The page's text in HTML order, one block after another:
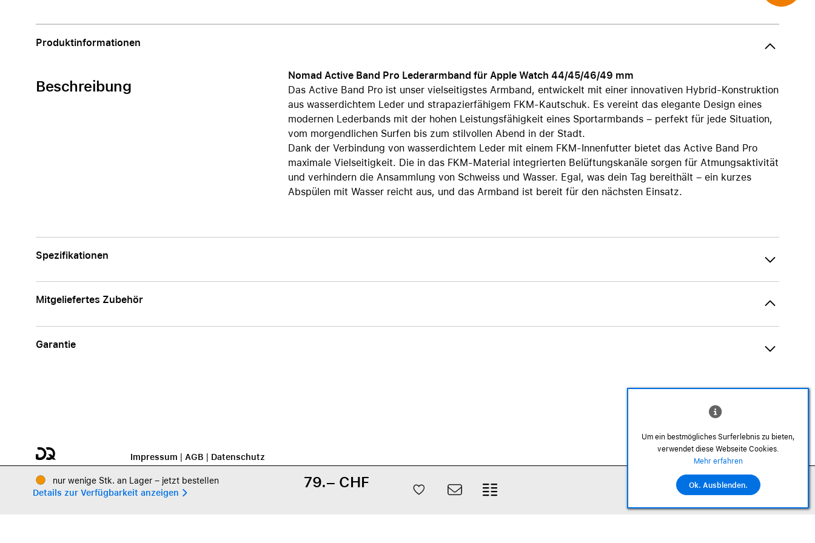
Produktinformationen
Beschreibung
Nomad Active Band Pro Lederarmband für Apple Watch 44/45/46/49 mm
Das Active Band Pro ist unser vielseitigstes Armband, entwickelt mit einer innovativen Hybrid-Konstruktion
aus wasserdichtem Leder und strapazierfähigem FKM-Kautschuk. Es vereint das elegante Design eines
modernen Lederbands mit der hohen Leistungsfähigkeit eines Sportarmbands – perfekt für jede Situation,
vom morgendlichen Surfen bis zum stilvollen Abend in der Stadt.
Dank der Verbindung von wasserdichtem Leder mit einem FKM-Innenfutter bietet das Active Band Pro
maximale Vielseitigkeit. Die in das FKM-Material integrierten Belüftungskanäle sorgen für Atmungsaktivität
und verhindern die Ansammlung von Schweiss und Wasser. Egal, was dein Tag bereithält – ein kurzes
Abspülen mit Wasser reicht aus, und das Armband ist bereit für den nächsten Einsatz.
Spezifikationen
Mitgeliefertes Zubehör
Garantie
Impressum AGB Datenschutz ©2026 Alle Rechte sind vorbehalten
nur wenige Stk. an Lager – jetzt bestellen
Details zur Verfügbarkeit anzeigen 
79.– CHF In den Warenkorb
Um ein bestmögliches Surferlebnis zu bieten,
verwendet diese Webseite Cookies.
Mehr erfahren
Ok. Ausblenden.